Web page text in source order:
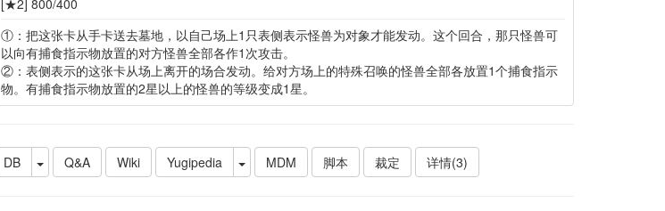
①：把这张卡从手卡送去墓地，以自己场上1只表侧表示怪兽为对象才能发动。这个回合，那只怪兽可
以向有捕食指示物放置的对方怪兽全部各作1次攻击。
②：表侧表示的这张卡从场上离开的场合发动。给对方场上的特殊召唤的怪兽全部各放置1个捕食指示
物。有捕食指示物放置的2星以上的怪兽的等级变成1星。
DB Q&A Wiki Yugipedia MDM 脚本 裁定 详情(3)